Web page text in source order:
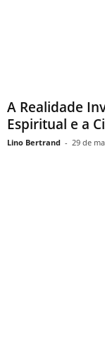
A Realidade
Espiritual e a
Lino Bertrand - 29 de